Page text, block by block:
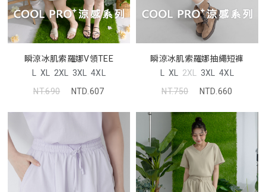
瞬涼冰肌索羅娜V領TEE
L XL 2XL 3XL 4XL
NT.690
NTD.607
瞬涼冰肌索羅娜抽繩短褲
L XL 2XL 3XL 4XL
NT.750
NTD.660